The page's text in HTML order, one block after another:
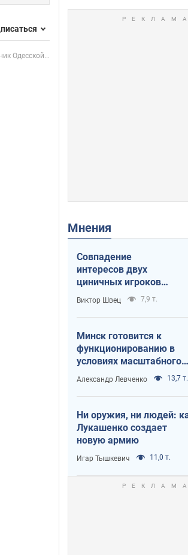
Одесской...
Мнения
Совпадение
интересов двух
циничных игроков
или тайный план
Трампа и Путина?
Виктор Швец 7,9 т.
Минск готовится к
функционированию в
условиях масштабного
военного кризиса
Александр Левченко 13,7 т.
Ни оружия, ни людей:
Лукашенко создает
новую армию
Игар Тышкевич 11,0 т.